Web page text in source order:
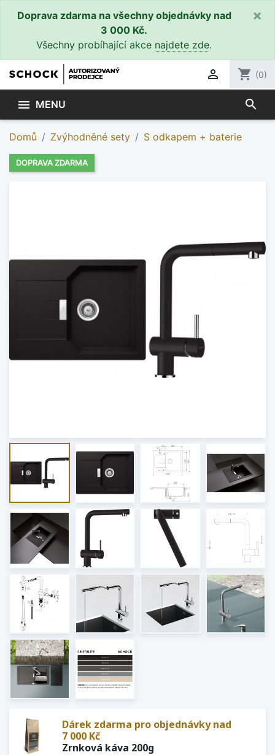
Doprava zdarma na všechny objednávky nad
3 000 Kč.
Všechny probíhající akce najdete zde.
×
 shopping_cart (0)
 MENU search
Domů Zvýhodněné sety S odkapem + baterie
DOPRAVA ZDARMA
Dárek zdarma pro objednávky nad
7 000 Kč
Zrnková káva 200g